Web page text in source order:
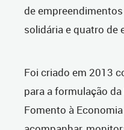
de
solidária e quatro de
Foi criado em 2013
para a formulação
Fomento à